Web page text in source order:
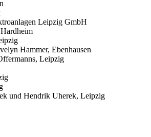
Leipzig GmbH
Hammer, Ebenhausen
Leipzig
und Hendrik Uherek, Leipzig